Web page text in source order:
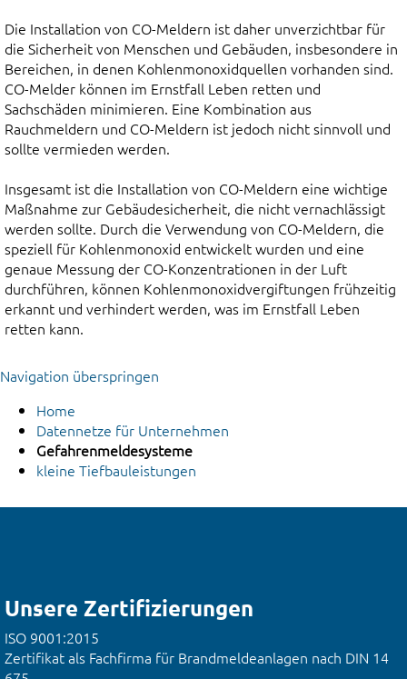
Die Installation von CO-Meldern ist daher unverzichtbar für
die Sicherheit von Menschen und Gebäuden, insbesondere in
Bereichen, in denen Kohlenmonoxidquellen vorhanden sind.
CO-Melder können im Ernstfall Leben retten und
Sachschäden minimieren. Eine Kombination aus
Rauchmeldern und CO-Meldern ist jedoch nicht sinnvoll und
sollte vermieden werden.
Insgesamt ist die Installation von CO-Meldern eine wichtige
Maßnahme zur Gebäudesicherheit, die nicht vernachlässigt
werden sollte. Durch die Verwendung von CO-Meldern, die
speziell für Kohlenmonoxid entwickelt wurden und eine
genaue Messung der CO-Konzentrationen in der Luft
durchführen, können Kohlenmonoxidvergiftungen frühzeitig
erkannt und verhindert werden, was im Ernstfall Leben
retten kann.
Navigation überspringen
Home
Datennetze für Unternehmen
Gefahrenmeldesysteme
kleine Tiefbauleistungen
Unsere Zertifizierungen
ISO 9001:2015
Zertifikat als Fachfirma für Brandmeldeanlagen nach DIN 14